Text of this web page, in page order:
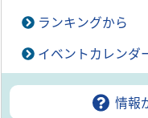
ランキングから
イベントカレンダ
情報